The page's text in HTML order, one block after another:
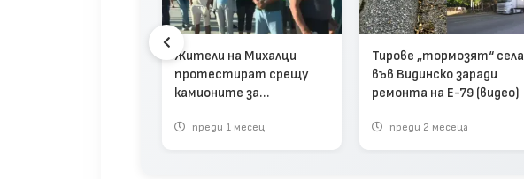
Жители на Михалци
протестират срещу
камионите за
преди 1 месец
Тирове „тормозят“ села
във Видинско заради
ремонта на Е-79 (видео)
преди 2 месеца